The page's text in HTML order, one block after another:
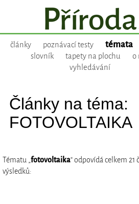
články poznávací testy témata
slovník
tapety na plochu
o
vyhledávání
Články na téma:
FOTOVOLTAIKA
Tématu „fotovoltaika“ odpovídá celkem 21
výsledků: